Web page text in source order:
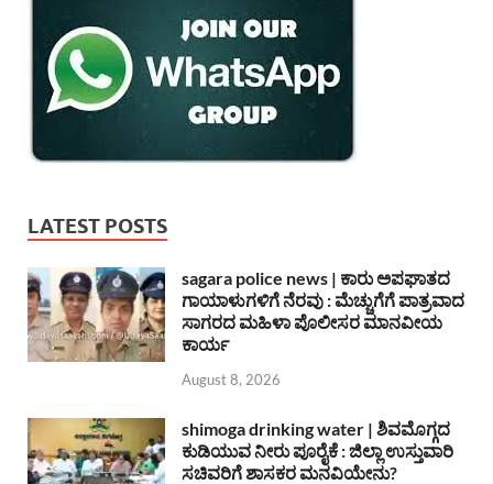
LATEST POSTS
sagara police news | ಕಾರು ಅಪಘಾತದ
ಗಾಯಾಳುಗಳಿಗೆ ನೆರವು : ಮೆಚ್ಚುಗೆಗೆ ಪಾತ್ರವಾದ
ಸಾಗರದ ಮಹಿಳಾ ಪೊಲೀಸರ ಮಾನವೀಯ
ಕಾರ್ಯ
August 8, 2026
shimoga drinking water | ಶಿವಮೊಗ್ಗದ
ಕುಡಿಯುವ ನೀರು ಪೂರೈಕೆ : ಜಿಲ್ಲಾ ಉಸ್ತುವಾರಿ
ಸಚಿವರಿಗೆ ಶಾಸಕರ ಮನವಿಯೇನು?